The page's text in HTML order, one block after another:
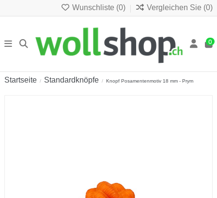
Wunschliste (0) Vergleichen Sie (0)
0
Startseite Standardknöpfe Knopf Posamentenmotiv 18 mm - Prym